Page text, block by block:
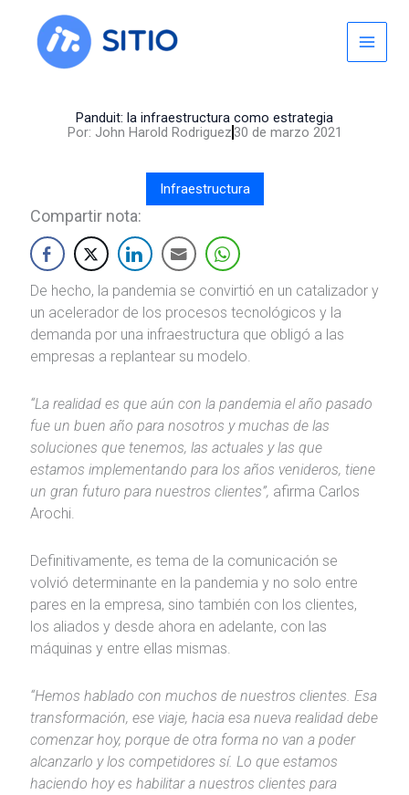
content
Panduit: la infraestructura como estrategia
Por: John Harold Rodriguez 30 de marzo 2021
Infraestructura
Compartir nota:
De hecho, la pandemia se convirtió en un catalizador y
un acelerador de los procesos tecnológicos y la
demanda por una infraestructura que obligó a las
empresas a replantear su modelo.
“La realidad es que aún con la pandemia el año pasado
fue un buen año para nosotros y muchas de las
soluciones que tenemos, las actuales y las que
estamos implementando para los años venideros, tiene
un gran futuro para nuestros clientes”, afirma Carlos
Arochi.
Definitivamente, es tema de la comunicación se
volvió determinante en la pandemia y no solo entre
pares en la empresa, sino también con los clientes,
los aliados y desde ahora en adelante, con las
máquinas y entre ellas mismas.
“Hemos hablado con muchos de nuestros clientes. Esa
transformación, ese viaje, hacia esa nueva realidad debe
comenzar hoy, porque de otra forma no van a poder
alcanzarlo y los competidores sí. Lo que estamos
haciendo hoy es habilitar a nuestros clientes para